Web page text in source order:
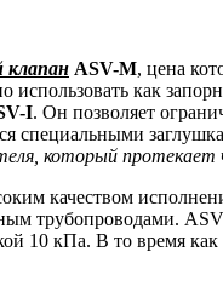
клапан ASV-M, цена
как
I. Он позволяет
специальными
который протекает
качеством
трубопроводами.
10 кПа. В то время как